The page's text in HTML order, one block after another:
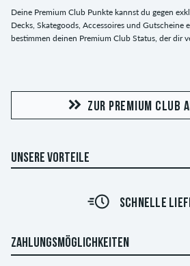
Deine Premium Club Punkte kannst du gegen
Decks, Skategoods, Accessoires und Gutscheine
bestimmen deinen Premium Club Status, der dir
ZUR PREMIUM CLUB
UNSERE VORTEILE
30 TAGE
ZAHLUNGSMÖGLICHKEITEN